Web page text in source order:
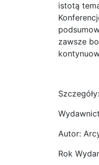
istotą
zawsze
Szczegóły:
Autor:
Rok